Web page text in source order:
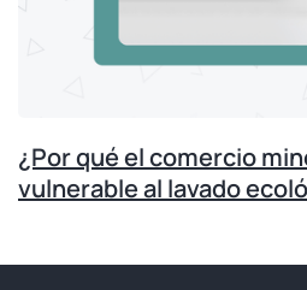
¿Por qué el comercio
vulnerable al lavado